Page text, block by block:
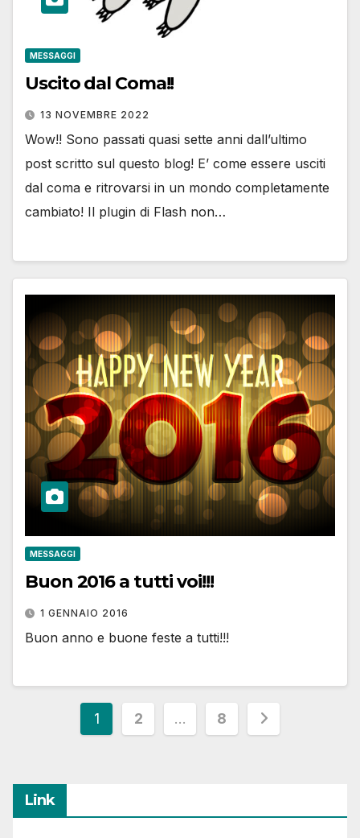
MESSAGGI
Uscito dal Coma!!
13 NOVEMBRE 2022
Wow!! Sono passati quasi sette anni dall’ultimo
post scritto sul questo blog! E’ come essere usciti
dal coma e ritrovarsi in un mondo completamente
cambiato! Il plugin di Flash non…
MESSAGGI
Buon 2016 a tutti voi!!!
1 GENNAIO 2016
Buon anno e buone feste a tutti!!!
Paginazione
1 2 … 8
Link